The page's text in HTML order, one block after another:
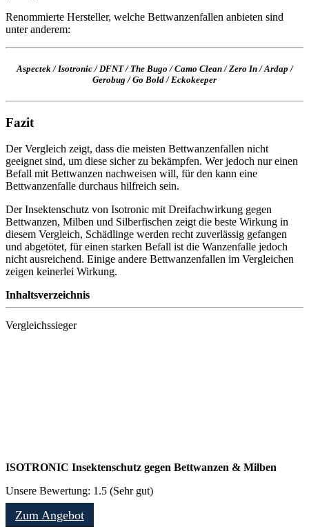
Renommierte Hersteller, welche Bettwanzenfallen anbieten sind
unter anderem:
Aspectek /Isotronic /DFNT/The Bugo /Camo Clean /Zero In /Ardap /
Gerobug /Go Bold /Eckokeeper
Fazit
Der Vergleich zeigt, dass die meisten Bettwanzenfallen nicht
geeignet sind, um diese sicher zu bekämpfen. Wer jedoch nur einen
Befall mit Bettwanzen nachweisen will, für den kann eine
Bettwanzenfalle durchaus hilfreich sein.
Der Insektenschutz von Isotronic mit Dreifachwirkung gegen
Bettwanzen, Milben und Silberfischen zeigt die beste Wirkung in
diesem Vergleich, Schädlinge werden recht zuverlässig gefangen
und abgetötet, für einen starken Befall ist die Wanzenfalle jedoch
nicht ausreichend. Einige andere Bettwanzenfallen im Vergleichen
zeigen keinerlei Wirkung.
Inhaltsverzeichnis
Vergleichssieger
ISOTRONIC Insektenschutz gegen Bettwanzen & Milben
Unsere Bewertung: 1.5 (Sehr gut)
Zum Angebot